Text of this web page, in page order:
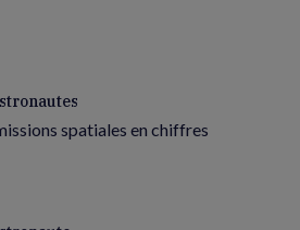
spatiales en chiffres